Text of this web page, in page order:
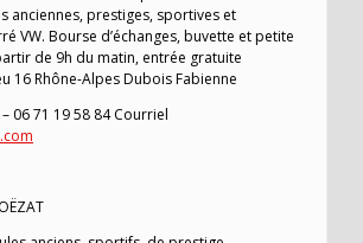
anciennes, prestiges, sportives et
VW. Bourse d’échanges, buvette et petite
de 9h du matin, entrée gratuite
16 Rhône-Alpes Dubois Fabienne
06 71 19 58 84 Courriel